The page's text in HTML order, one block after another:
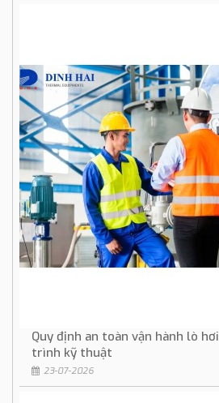
Quy định an toàn vận hành lò
trình kỹ thuật
23-07-2026